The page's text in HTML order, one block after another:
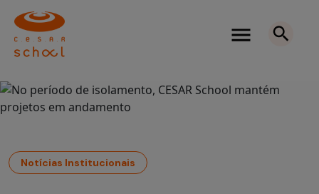
Notícias Institucionais